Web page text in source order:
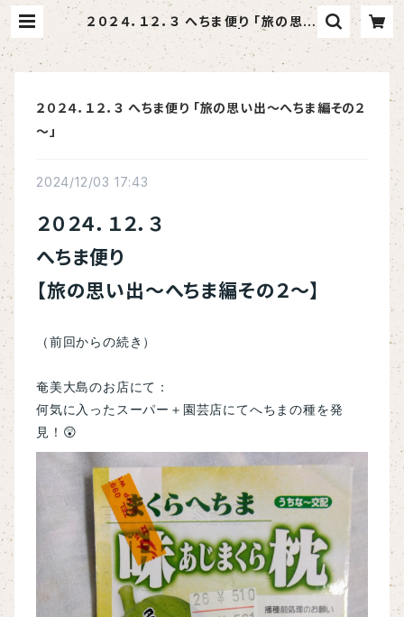
２０２４．１２．３ へちま便り 「旅の思い
出～へちま編その２～」 | へちま屋さ
はらん
２０２４．１２．３ へちま便り 「旅の思い出～へちま編その２
～」
2024/12/03 17:43
２０２４．１２．３
へちま便り
【旅の思い出～へちま編その２～】
（前回からの続き）
奄美大島のお店にて：
何気に入ったスーパー＋園芸店にてへちまの種を発
見！😲